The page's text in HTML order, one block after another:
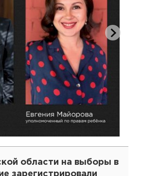
области на выборы в
зарегистрировали